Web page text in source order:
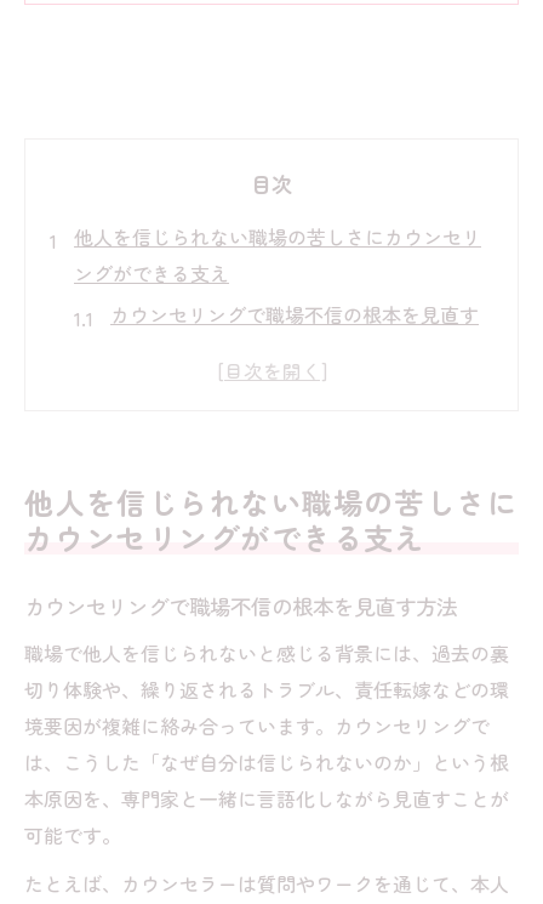
目次
他人を信じられない職場の苦しさにカウンセリ
ングができる支え
カウンセリングで職場不信の根本を見直す
セリングの効果
人を信じられない悩みをカウンセリングで
カウンセリングが人間不信の安心感にどう
役立つか
信頼できず悩む時に見直したい心の境界線と安
心の得方
カウンセリングで信じられない原因を言語
化する
グの手法
他人を信じられない職場の苦しさに
カウンセリングができる支え
カウンセリングで職場不信の根本を見直す方法
職場で他人を信じられないと感じる背景には、過去の裏
切り体験や、繰り返されるトラブル、責任転嫁などの環
境要因が複雑に絡み合っています。カウンセリングで
は、こうした「なぜ自分は信じられないのか」という根
本原因を、専門家と一緒に言語化しながら見直すことが
可能です。
たとえば、カウンセラーは質問やワークを通じて、本人